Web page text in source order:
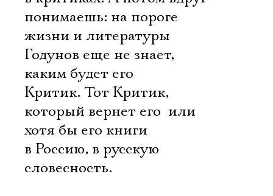
понимаешь: на пороге
жизни и литературы
Годунов еще не знает,
каким будет его
Критик. Тот Критик,
который вернет его  или
хотя бы его книги 
в Россию, в русскую
словесность.